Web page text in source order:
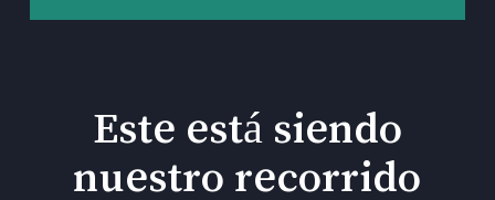
Este está siendo
nuestro recorrido